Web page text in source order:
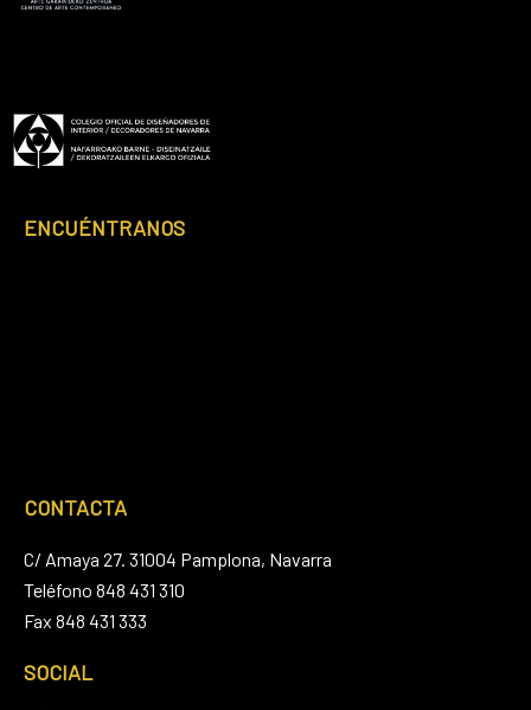
ENCUÉNTRANOS
CONTACTA
C/ Amaya 27. 31004 Pamplona, Navarra
Teléfono 848 431 310
Fax 848 431 333
SOCIAL